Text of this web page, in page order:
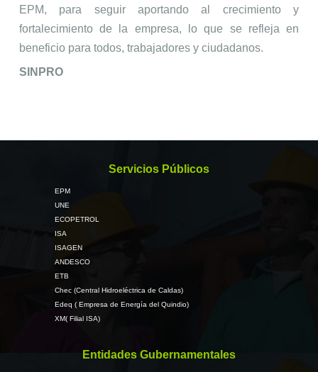
EPM, para seguir aportando al crecimiento y
fortalecimiento de la empresa, lo que se refleja en
beneficio para todos, trabajadores y ciudadanos.
SINPRO
Servicios Públicos
EPM
UNE
ECOPETROL
ISA
ISAGEN
ANDESCO
ETB
Chec (Central Hidroeléctrica de Caldas)
Edeq ( Empresa de Energía del Quindio)
XM( Filial ISA)
Entidades Gubernamentales